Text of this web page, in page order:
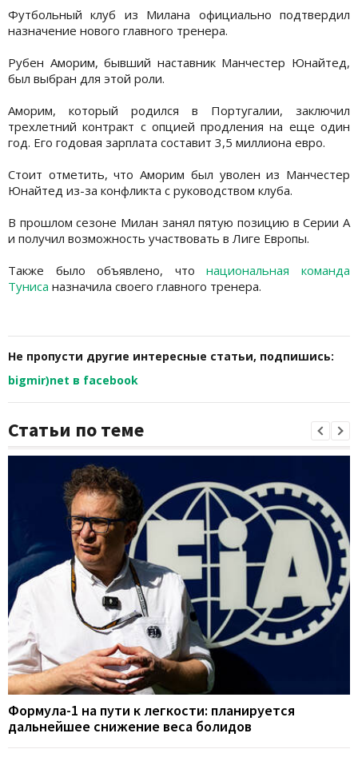
Футбольный клуб из Милана официально подтвердил
назначение нового главного тренера.
Рубен Аморим, бывший наставник Манчестер Юнайтед,
был выбран для этой роли.
Аморим, который родился в Португалии, заключил
трехлетний контракт с опцией продления на еще один
год. Его годовая зарплата составит 3,5 миллиона евро.
Стоит отметить, что Аморим был уволен из Манчестер
Юнайтед из-за конфликта с руководством клуба.
В прошлом сезоне Милан занял пятую позицию в Серии А
и получил возможность участвовать в Лиге Европы.
Также было объявлено, чтонациональная команда
Туниса назначила своего главного тренера.
Не пропусти другие интересные статьи, подпишись:
bigmir)net в facebook
Статьи по теме
Формула-1 на пути к легкости: планируется
дальнейшее снижение веса болидов